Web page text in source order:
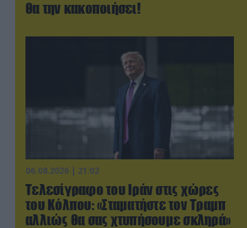
θα την κακοποιήσει!
06.08.2026 | 21:02
Τελεσίγραφο του Ιράν στις χώρες
του Κόλπου: «Σταματήστε τον Τραμπ
αλλιώς θα σας χτυπήσουμε σκληρά»